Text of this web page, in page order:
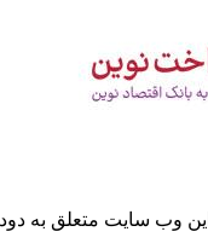
وب سایت متعلق به